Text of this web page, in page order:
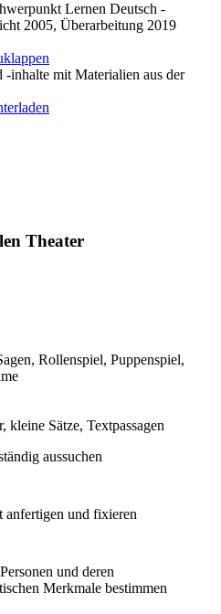
Lernen Deutsch -
2005, Überarbeitung 2019
inhalte mit Materialien aus der
Theater
Rollenspiel, Puppenspiel,
kleine Sätze, Textpassagen
aussuchen
anfertigen und fixieren
und deren
Merkmale bestimmen